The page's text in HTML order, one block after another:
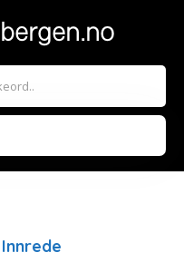
Innrede